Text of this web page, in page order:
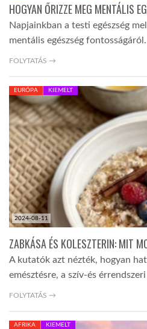
LINKTR.EE
GLOBOZSARU
DOBRAVERO.HU
LATIMO.HU
GLOBOBOOK
HOGYAN ŐRIZZE MEG MENTÁLIS
Napjainkban a testi egészség
mentális egészség
FOLYTATÁS →
2024-08-11
EURÓPA KIEMELT
ZABKÁSA ÉS KOLESZTERIN: MIT
A kutatók azt nézték, hogyan
emésztésre, a szív-és
FOLYTATÁS →
AFRIKA KIEMELT